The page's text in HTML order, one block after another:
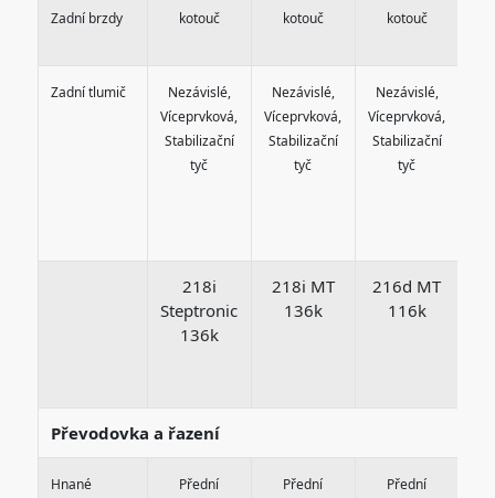
Zadní brzdy kotouč kotouč kotouč
Zadní tlumič
Nezávislé,
Víceprvková,
Stabilizační
tyč
Nezávislé,
Víceprvková,
Stabilizační
tyč
Nezávislé,
Víceprvková,
Stabilizační
tyč
218i
Steptronic
136k
218i MT
136k
216d MT
116k
Převodovka a řazení
Hnané
Přední
Přední
Přední